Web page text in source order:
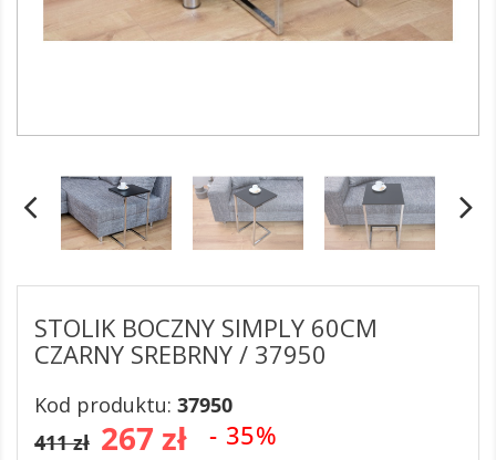
STOLIK BOCZNY SIMPLY 60CM
CZARNY SREBRNY / 37950
Kod produktu: 37950
267 zł - 35%
411 zł